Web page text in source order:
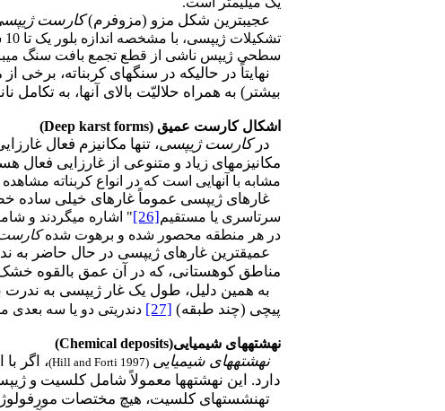
عجیب­ترین شکل مزو (مزوفرم)کارست
سطحی ژیپس ناشی از قطع تجمع بافت سنگ
نهایتاً در حالی­که در سنگ­های کربناته،
بیشتر) به همراه حلالیّت بالای آنها، به
اشکال کارست عمیق (Deep karst forms)
درکارست ژیپسی، تنها مکانیزم فعال
مکانیزم­های زیاد و متنوعی از غارزایی فعال
مشابه با آنهایی است که در انواع کربناته
غارهای ژیپسی عموماً غارهای خیلی ساده
سرتاسری یا مستقیم[26]" اشاره می­گردند و
در هر منطقه محصور شده و برهوت شده
عمیق­ترین غارهای ژیپسی در حال حاضر به ندرت بیش از 200 متر عمق
مناطق کوهستانی، که در آن عمق بالقوه
پیچی (چند طبقه) [27] دندریتی دو یا سه بعدی
نهشته­های شیمیایی(Chemical deposits)
نهشته­های شیمیایی (Hill and Forti 1997)، اگر
دارد. این نهشته­ها معمولاً شامل کلسیت و
ته­نشست­های کلسیت، هیچ مختصات